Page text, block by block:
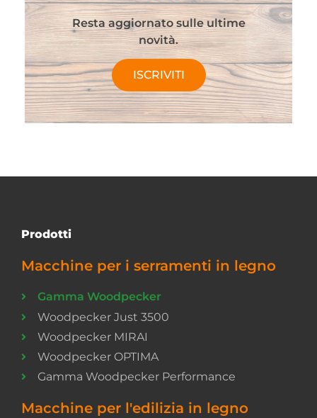
Resta aggiornato sulle ultime
novità.
ISCRIVITI
Prodotti
Macchine per i serramenti in legno
Gamma Woodpecker
Woodpecker Just 3500
Woodpecker MIRAI
Woodpecker OPTIMA
Gamma Woodpecker Performance
Macchine per l'edilizia in legno